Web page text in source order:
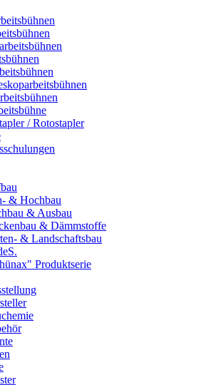
/ Rotostapler
& Hochbau
& Ausbau
& Dämmstoffe
& Landschaftsbau
Produktserie